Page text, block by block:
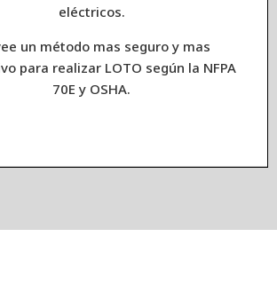
eléctricos.
un método mas seguro y mas
para realizar LOTO según la NFPA
70E y OSHA.